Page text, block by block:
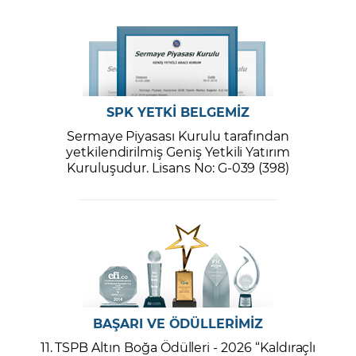
SPK YETKİ BELGEMİZ
Sermaye Piyasası Kurulu tarafından
yetkilendirilmiş Geniş Yetkili Yatırım
Kuruluşudur. Lisans No: G-039 (398)
BAŞARI VE ÖDÜLLERİMİZ
11. TSPB Altın Boğa Ödülleri - 2026 “Kaldıraçlı